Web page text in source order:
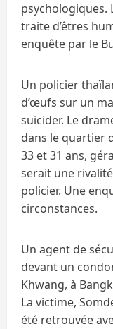
psychologiques.
traite d’êtres
enquête par le
Un policier
d’œufs sur un
suicider. Le
dans le quartier
33 et 31 ans,
serait une
policier. Une
circonstances.
Un agent de
devant un
Khwang, à
La victime,
été retrouvée